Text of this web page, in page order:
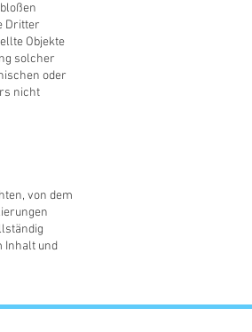
Dritter
Objekte
solcher
oder
nicht
von dem
Inhalt und